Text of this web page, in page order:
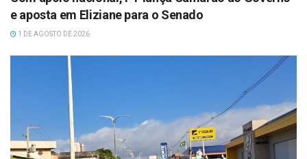
e aposta em Eliziane para o Senado
1 DE AGOSTO DE 2026